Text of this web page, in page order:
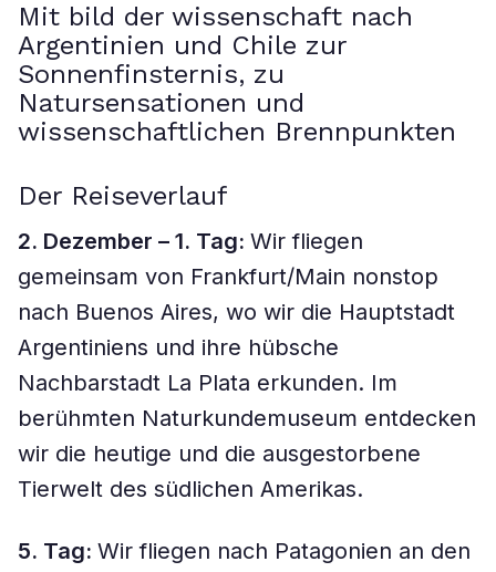
Mit bild der wissenschaft nach
Argentinien und Chile zur
Sonnenfinsternis, zu
Natursensationen und
wissenschaftlichen Brennpunkten
Der Reiseverlauf
2. Dezember – 1. Tag: Wir fliegen
gemeinsam von Frankfurt/Main nonstop
nach Buenos Aires, wo wir die Hauptstadt
Argentiniens und ihre hübsche
Nachbarstadt La Plata erkunden. Im
berühmten Naturkundemuseum entdecken
wir die heutige und die ausgestorbene
Tierwelt des südlichen Amerikas.
5. Tag: Wir fliegen nach Patagonien an den